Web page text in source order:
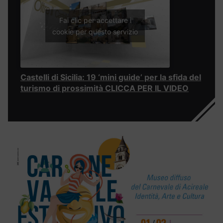
Fai clic per accettare i
cookie per questo servizio
Castelli di Sicilia: 19 ‘mini guide’ per la sfida del
turismo di prossimità CLICCA PER IL VIDEO